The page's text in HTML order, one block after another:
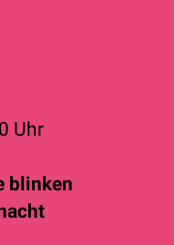
Uhr
blinken